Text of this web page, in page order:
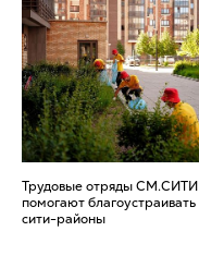
Трудовые отряды СМ.СИТИ
помогают благоустраивать
сити-районы